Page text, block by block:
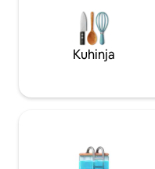
ki sta brezhibno združeni
Rezervirajte svoje bivanje
Kuhinja